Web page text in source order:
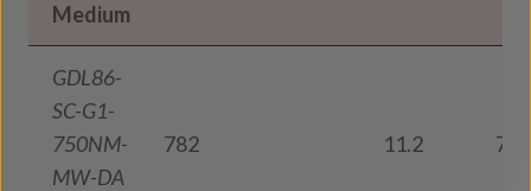
Medium
GDL86-
SC-G1-
750NM-
MW-DA
782 11.2 70